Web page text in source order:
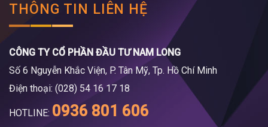
THÔNG TIN LIÊN HỆ
CÔNG TY CỔ PHẦN ĐẦU TƯ NAM LONG
Số 6 Nguyễn Khắc Viện, P. Tân Mỹ, Tp. Hồ Chí Minh
Điện thoại: (028) 54 16 17 18
HOTLINE: 0936 801 606